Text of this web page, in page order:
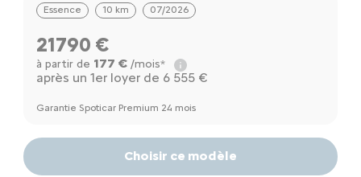
Essence 10 km 07/2026
21790 €
à partir de 177 €/mois*
après un 1er loyer de 6 555 €
Garantie Spoticar Premium 24 mois
Choisir ce modèle